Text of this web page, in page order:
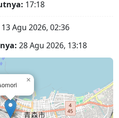
17:18
13 Agu 2026, 02:36
28 Agu 2026, 13:18
×